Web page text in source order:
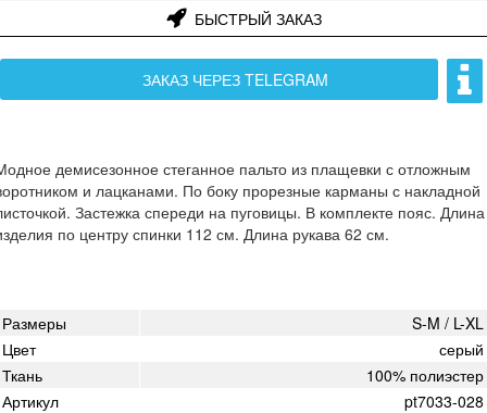
БЫСТРЫЙ ЗАКАЗ
ЗАКАЗ ЧЕРЕЗ TELEGRAM
демисезонное стеганное пальто из плащевки с отложным
и лацканами. По боку прорезные карманы с накладной
Застежка спереди на пуговицы. В комплекте пояс. Длина
по центру спинки 112 см. Длина рукава 62 см.
Размеры
S-M / L-XL
Цвет
серый
Ткань
100% полиэстер
Артикул
pt7033-028